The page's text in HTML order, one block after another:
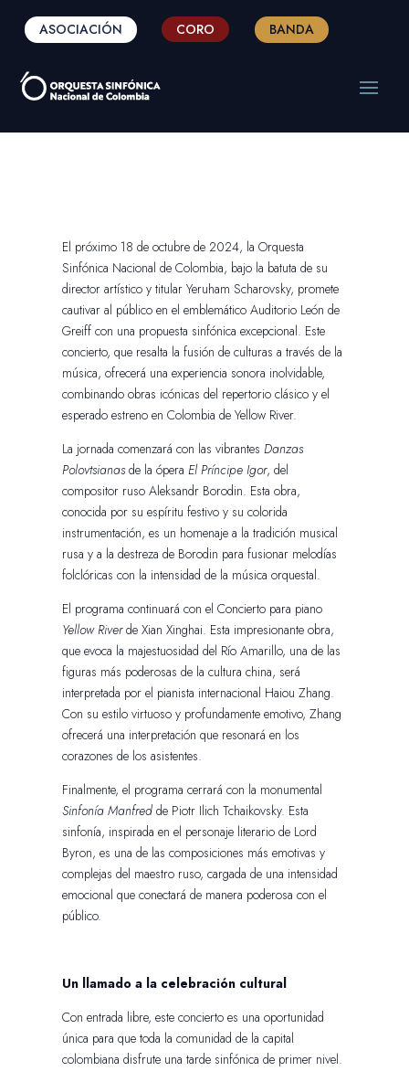
ASOCIACIÓN CORO BANDA
El próximo 18 de octubre de 2024, la Orquesta
Sinfónica Nacional de Colombia, bajo la batuta de su
director artístico y titular Yeruham Scharovsky, promete
cautivar al público en el emblemático Auditorio León de
Greiff con una propuesta sinfónica excepcional. Este
concierto, que resalta la fusión de culturas a través de la
música, ofrecerá una experiencia sonora inolvidable,
combinando obras icónicas del repertorio clásico y el
esperado estreno en Colombia de Yellow River.
La jornada comenzará con las vibrantesDanzas
Polovtsianasde la óperaEl Príncipe Igor, del
compositor ruso Aleksandr Borodin. Esta obra,
conocida por su espíritu festivo y su colorida
instrumentación, es un homenaje a la tradición musical
rusa y a la destreza de Borodin para fusionar melodías
folclóricas con la intensidad de la música orquestal.
El programa continuará con el Concierto para piano
Yellow Riverde Xian Xinghai. Esta impresionante obra,
que evoca la majestuosidad del Río Amarillo, una de las
figuras más poderosas de la cultura china, será
interpretada por el pianista internacional Haiou Zhang.
Con su estilo virtuoso y profundamente emotivo, Zhang
ofrecerá una interpretación que resonará en los
corazones de los asistentes.
Finalmente, el programa cerrará con la monumental
Sinfonía Manfred de Piotr Ilich Tchaikovsky. Esta
sinfonía, inspirada en el personaje literario de Lord
Byron, es una de las composiciones más emotivas y
complejas del maestro ruso, cargada de una intensidad
emocional que conectará de manera poderosa con el
público.
Un llamado a la celebración cultural
Con entrada libre, este concierto es una oportunidad
única para que toda la comunidad de la capital
colombiana disfrute una tarde sinfónica de primer nivel.